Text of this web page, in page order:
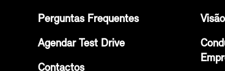
Perguntas Frequentes
Agendar Test Drive
Contactos